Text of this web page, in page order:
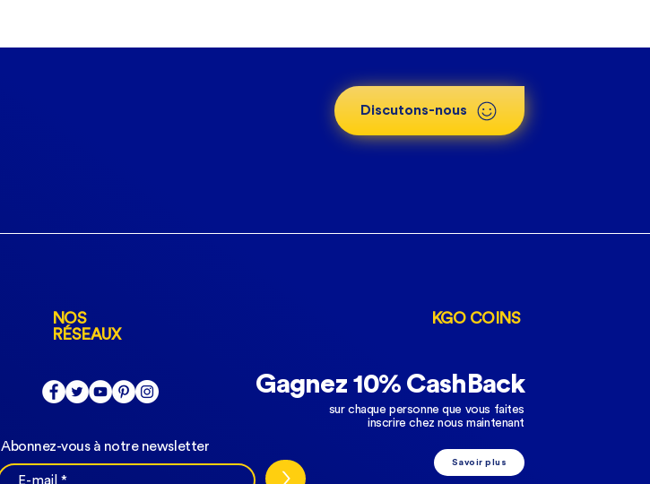
Discutons-nous
NOS
RÉSEAUX
KGO COINS
Gagnez 10% CashBack
sur chaque personne que vous faites
inscrire chez nous maintenant
Abonnez-vous à notre newsletter
Savoir plus